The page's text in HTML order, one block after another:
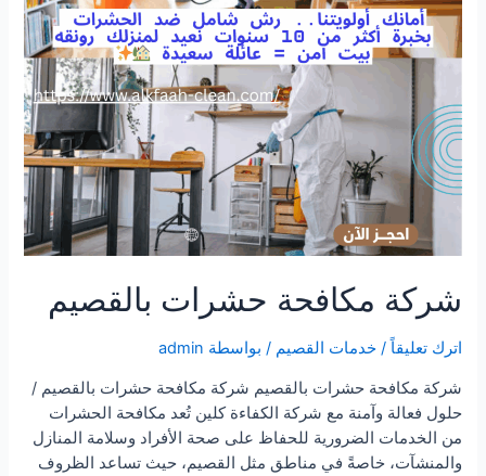
شركة مكافحة حشرات بالقصيم
اترك تعليقاً /خدمات القصيم / بواسطة admin
شركة مكافحة حشرات بالقصيم شركة مكافحة حشرات بالقصيم /
حلول فعالة وآمنة مع شركة الكفاءة كلين تُعد مكافحة الحشرات
من الخدمات الضرورية للحفاظ على صحة الأفراد وسلامة المنازل
والمنشآت، خاصةً في مناطق مثل القصيم، حيث تساعد الظروف